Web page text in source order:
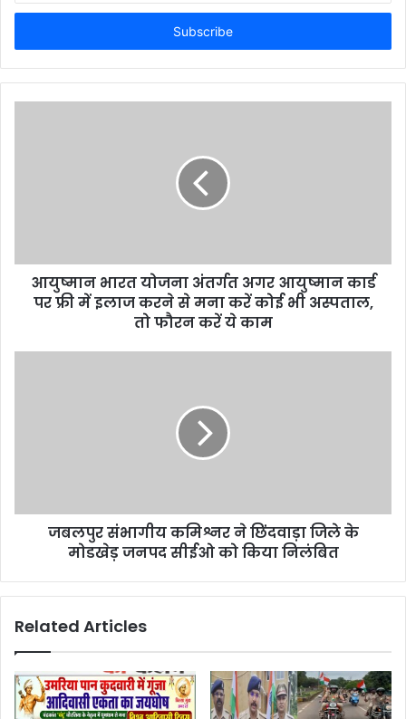
t
r
y
s
आयुष्मान भारत योजना अंतर्गत अगर आयुष्मान कार्ड
पर फ्री में इलाज करने से मना करें कोई भी अस्पताल,
तो फौरन करें ये काम
जबलपुर संभागीय कमिश्नर ने छिंदवाड़ा जिले के
मोडखेड़ जनपद सीईओ को किया निलंबित
Related Articles